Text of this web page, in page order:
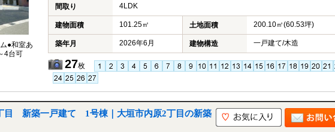
●和室あ
4台可
間取り 4LDK
建物面積 101.25㎡ 土地面積 200.10㎡(60.53坪)
築年月 2026年6月 建物構造 一戸建て/木造
27枚
目 新築一戸建て 1号棟｜大垣市内原2丁目の新築